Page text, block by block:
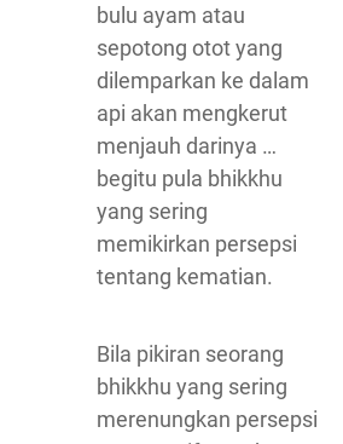
bulu ayam atau
sepotong otot yang
dilemparkan ke dalam
api akan mengkerut
menjauh darinya …
begitu pula bhikkhu
yang sering
memikirkan persepsi
tentang kematian.
Bila pikiran seorang
bhikkhu yang sering
merenungkan persepsi